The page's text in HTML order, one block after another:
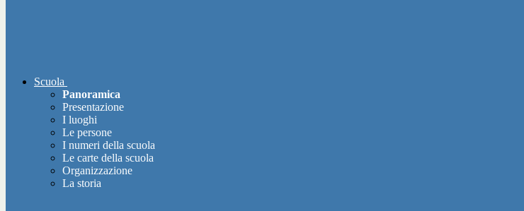
Scuola
Panoramica
Presentazione
I luoghi
Le persone
I numeri della scuola
Le carte della scuola
Organizzazione
La storia